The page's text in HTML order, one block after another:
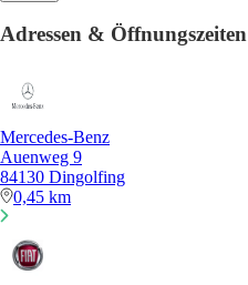
Adressen & Öffnungszeiten
Mercedes-Benz
Auenweg 9
84130 Dingolfing
0,45 km